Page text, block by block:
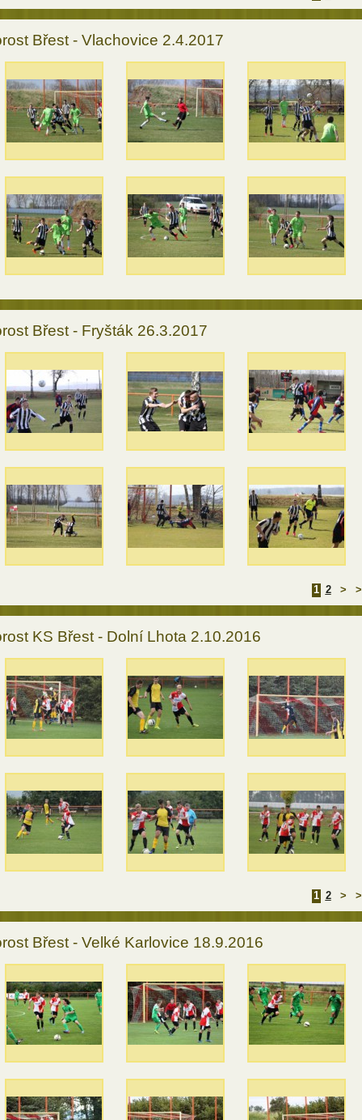
Břest - Vlachovice 2.4.2017
Břest - Fryšták 26.3.2017
1 2 >
KS Břest - Dolní Lhota 2.10.2016
1 2 >
Břest - Velké Karlovice 18.9.2016